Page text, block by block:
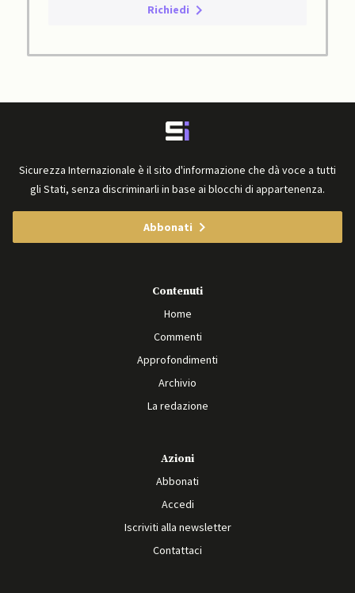
Richiedi
Sicurezza Internazionale è il sito d'informazione che dà voce a tutti
gli Stati, senza discriminarli in base ai blocchi di appartenenza.
Abbonati
Contenuti
Home
Commenti
Approfondimenti
Archivio
La redazione
Azioni
Abbonati
Accedi
Iscriviti alla newsletter
Contattaci